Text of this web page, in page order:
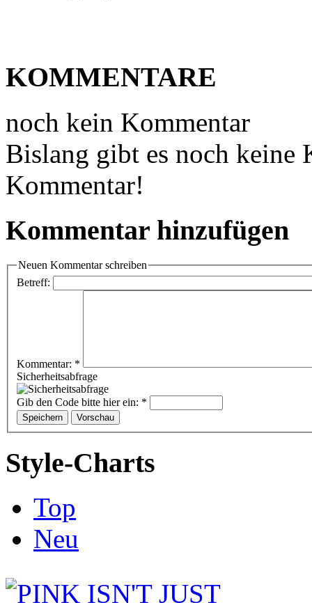
KOMMENTARE
noch kein Kommentar
Bislang gibt es noch keine
Kommentar!
Kommentar hinzufügen
Neuen Kommentar schreiben
Betreff:
Kommentar: *
Sicherheitsabfrage
Gib den Code bitte hier ein: *
Style-Charts
Top
Neu